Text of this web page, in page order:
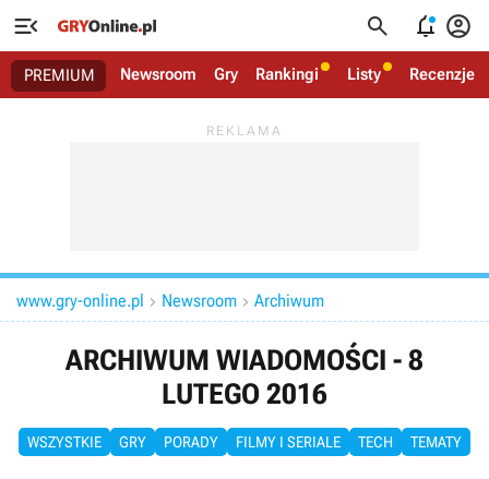
   
PREMIUM Newsroom Gry Rankingi Listy Recenzje
www.gry-online.pl  Newsroom  Archiwum
ARCHIWUM WIADOMOŚCI - 8
LUTEGO 2016
WSZYSTKIE GRY PORADY FILMY I SERIALE TECH TEMATY